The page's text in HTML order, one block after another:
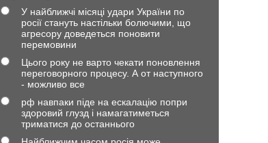
У найближчі місяці удари України по
росії стануть настільки болючими, що
агресору доведеться поновити
перемовини
Цього року не варто чекати поновлення
переговорного процесу. А от наступного
- можливо все
рф навпаки піде на ескалацію попри
здоровий глузд і намагатиметься
триматися до останнього